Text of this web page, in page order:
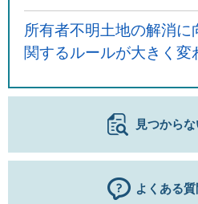
所有者不明土地の解消に
関するルールが大きく変
見つから
よくある